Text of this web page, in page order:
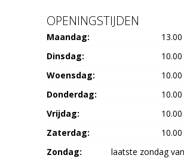
OPENINGSTIJDEN
Maandag:
Dinsdag:
Woensdag:
Donderdag:
Vrijdag:
Zaterdag:
Zondag:
laatste zondag